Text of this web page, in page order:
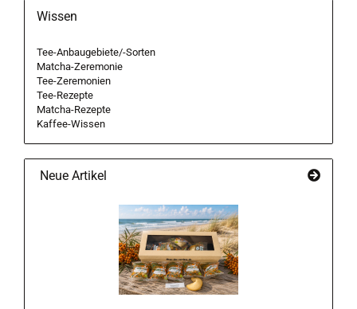
Wissen
Tee-Anbaugebiete/-Sorten
Matcha-Zeremonie
Tee-Zeremonien
Tee-Rezepte
Matcha-Rezepte
Kaffee-Wissen
Neue Artikel